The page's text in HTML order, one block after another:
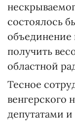
состоялось
объединение
получить
областной
Тесное
венгерского
депутатами